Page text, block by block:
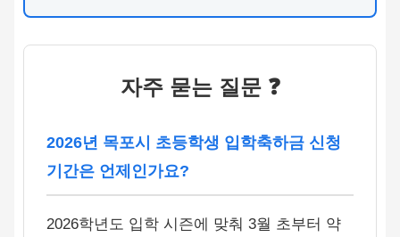
자주 묻는 질문 ❓
2026년 목포시 초등학생 입학축하금 신청
기간은 언제인가요?
2026학년도 입학 시즌에 맞춰 3월 초부터 약